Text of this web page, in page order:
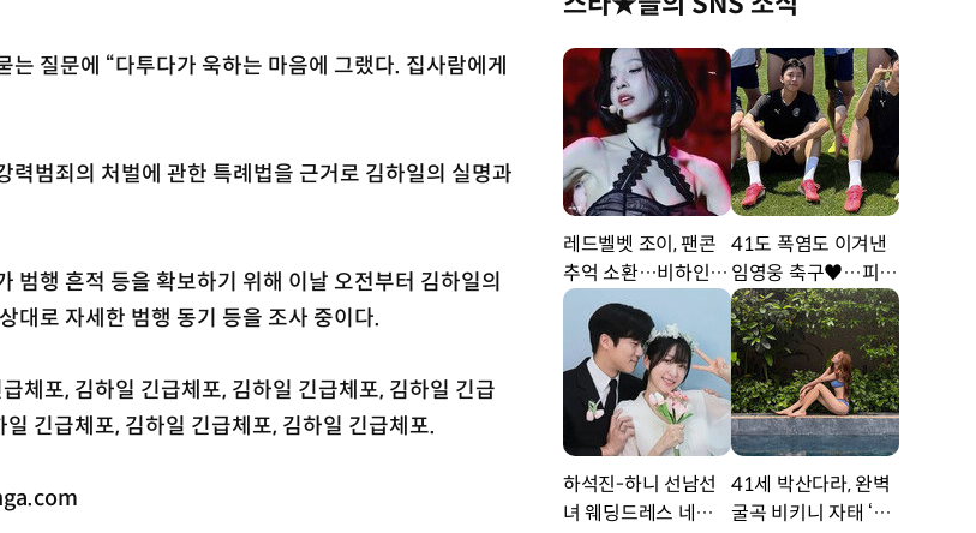
질문에 “다투다가 욱하는 마음에 그랬다. 집사람에게
력범죄의 처벌에 관한 특례법을 근거로 김하일의 실명과
범행 흔적 등을 확보하기 위해 이날 오전부터 김하일의
대로 자세한 범행 동기 등을 조사 중이다.
체포, 김하일 긴급체포, 김하일 긴급체포, 김하일 긴급
긴급체포, 김하일 긴급체포, 김하일 긴급체포.
레드벨벳 조이, 팬콘
추억 소환…비하인드
공개 [DA★]
41도 폭염도 이겨낸
임영웅 축구♥…피지
컬 난리 [DA★]
하석진-하니 선남선
녀 웨딩드레스 네컷사
41세 박산다라, 완벽
굴곡 비키니 자태 ‘부